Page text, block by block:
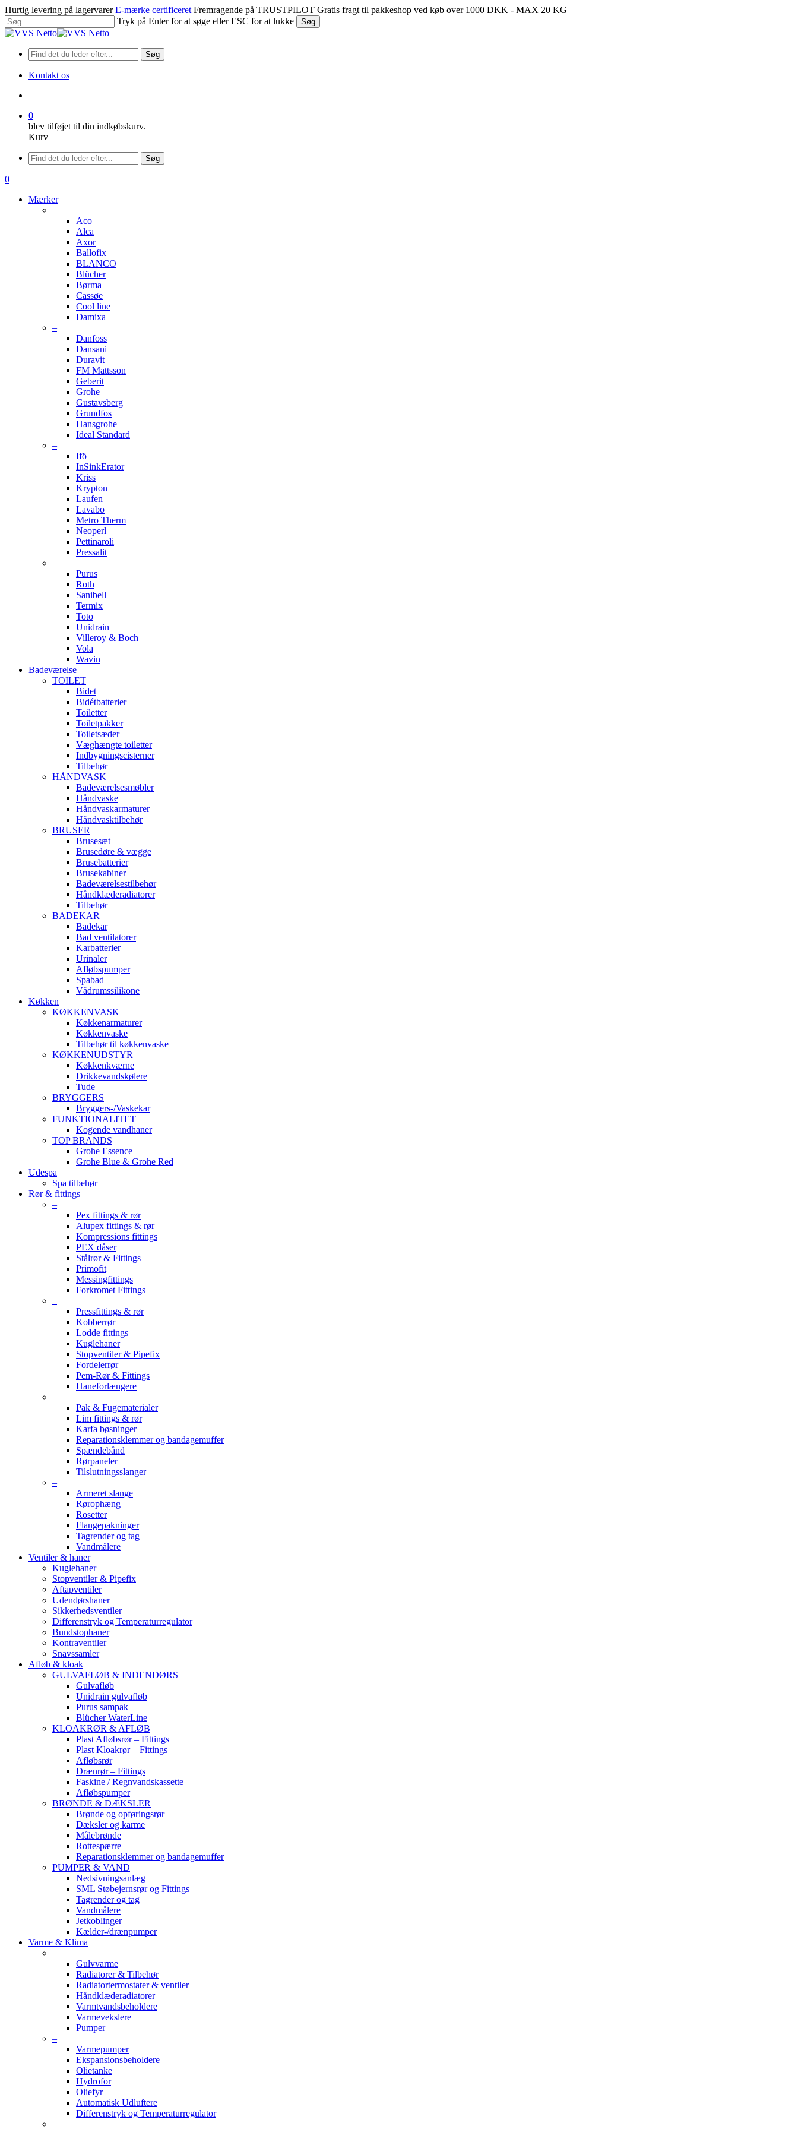
Spring
til
hovedindhold
Hurtig levering på lagervarer E-mærke certificeret Fremragende på TRUSTPILOT Gratis fragt til pakkeshop ved køb over 1000 DKK - MAX 20 KG
Tryk på Enter for at søge eller ESC for at lukke
Søg
Luk
Søg
Kontakt os
0
blev tilføjet til din indkøbskurv.
Kurv
Menu
Søg
søge
0
Mærker
–
Aco
Alca
Axor
Ballofix
BLANCO
Blücher
Børma
Cassøe
Cool line
Damixa
–
Danfoss
Dansani
Duravit
FM Mattsson
Geberit
Grohe
Gustavsberg
Grundfos
Hansgrohe
Ideal Standard
–
Ifö
InSinkErator
Kriss
Krypton
Laufen
Lavabo
Metro Therm
Neoperl
Pettinaroli
Pressalit
–
Purus
Roth
Sanibell
Termix
Toto
Unidrain
Villeroy & Boch
Vola
Wavin
Badeværelse
TOILET
Bidet
Bidétbatterier
Toiletter
Toiletpakker
Toiletsæder
Væghængte toiletter
Indbygningscisterner
Tilbehør
HÅNDVASK
Badeværelsesmøbler
Håndvaske
Håndvaskarmaturer
Håndvasktilbehør
BRUSER
Brusesæt
Brusedøre & vægge
Brusebatterier
Brusekabiner
Badeværelsestilbehør
Håndklæderadiatorer
Tilbehør
BADEKAR
Badekar
Bad ventilatorer
Karbatterier
Urinaler
Afløbspumper
Spabad
Vådrumssilikone
Køkken
KØKKENVASK
Køkkenarmaturer
Køkkenvaske
Tilbehør til køkkenvaske
KØKKENUDSTYR
Køkkenkværne
Drikkevandskølere
Tude
BRYGGERS
Bryggers-/Vaskekar
FUNKTIONALITET
Kogende vandhaner
TOP BRANDS
Grohe Essence
Grohe Blue & Grohe Red
Udespa
Spa tilbehør
Rør & fittings
–
Pex fittings & rør
Alupex fittings & rør
Kompressions fittings
PEX dåser
Stålrør & Fittings
Primofit
Messingfittings
Forkromet Fittings
–
Pressfittings & rør
Kobberrør
Lodde fittings
Kuglehaner
Stopventiler & Pipefix
Fordelerrør
Pem-Rør & Fittings
Haneforlængere
–
Pak & Fugematerialer
Lim fittings & rør
Karfa bøsninger
Reparationsklemmer og bandagemuffer
Spændebånd
Rørpaneler
Tilslutningsslanger
–
Armeret slange
Rørophæng
Rosetter
Flangepakninger
Tagrender og tag
Vandmålere
Ventiler & haner
Kuglehaner
Stopventiler & Pipefix
Aftapventiler
Udendørshaner
Sikkerhedsventiler
Differenstryk og Temperaturregulator
Bundstophaner
Kontraventiler
Snavssamler
Afløb & kloak
GULVAFLØB & INDENDØRS
Gulvafløb
Unidrain gulvafløb
Purus sampak
Blücher WaterLine
KLOAKRØR & AFLØB
Plast Afløbsrør – Fittings
Plast Kloakrør – Fittings
Afløbsrør
Drænrør – Fittings
Faskine / Regnvandskassette
Afløbspumper
BRØNDE & DÆKSLER
Brønde og opføringsrør
Dæksler og karme
Målebrønde
Rottespærre
Reparationsklemmer og bandagemuffer
PUMPER & VAND
Nedsivningsanlæg
SML Støbejernsrør og Fittings
Tagrender og tag
Vandmålere
Jetkoblinger
Kælder-/drænpumper
Varme & Klima
–
Gulvvarme
Radiatorer & Tilbehør
Radiatortermostater & ventiler
Håndklæderadiatorer
Varmtvandsbeholdere
Varmevekslere
Pumper
–
Varmepumper
Ekspansionsbeholdere
Olietanke
Hydrofor
Oliefyr
Automatisk Udluftere
Differenstryk og Temperaturregulator
–